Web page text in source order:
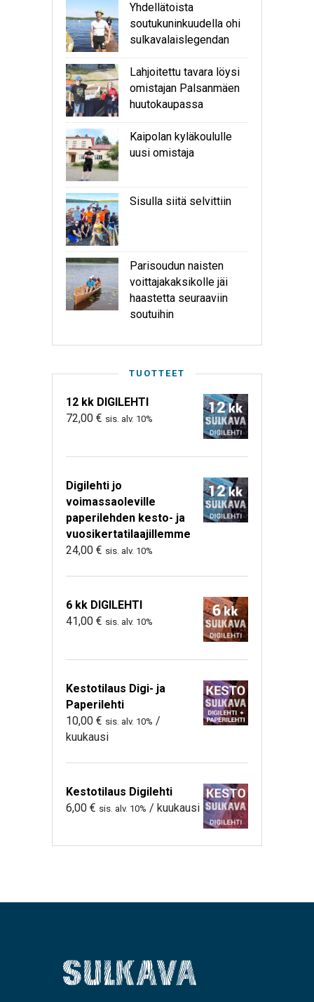
Yhdellätoista
soutukuninkuudella ohi
sulkavalaislegendan
Lahjoitettu tavara löysi
omistajan Palsanmäen
huutokaupassa
Kaipolan kyläkoululle
uusi omistaja
Sisulla siitä selvittiin
Parisoudun naisten
voittajakaksikolle jäi
haastetta seuraaviin
soutuihin
TUOTTEET
12 kk DIGILEHTI
72,00 € sis. alv. 10%
Digilehti jo
voimassaoleville
paperilehden kesto- ja
vuosikertatilaajillemme
24,00 € sis. alv. 10%
6 kk DIGILEHTI
41,00 € sis. alv. 10%
Kestotilaus Digi- ja
Paperilehti
10,00 € sis. alv. 10% /
kuukausi
Kestotilaus Digilehti
6,00 € sis. alv. 10% / kuukausi